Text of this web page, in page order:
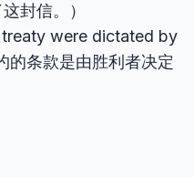
封信。）
were dictated by
的条款是由胜利者决定